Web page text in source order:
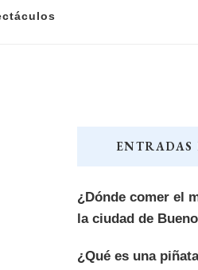
ENTRADAS
¿Dónde comer el
la ciudad de
¿Qué es una